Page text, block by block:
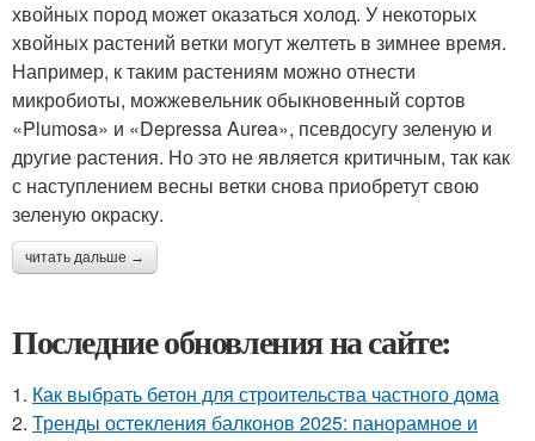
хвойных пород может оказаться холод. У некоторых
хвойных растений ветки могут желтеть в зимнее время.
Например, к таким растениям можно отнести
микробиоты, можжевельник обыкновенный сортов
«Plumosa» и «Depressa Aurea», псевдосугу зеленую и
другие растения. Но это не является критичным, так как
с наступлением весны ветки снова приобретут свою
зеленую окраску.
читать дальше →
Последние обновления на сайте:
1. Как выбрать бетон для строительства частного дома
2. Тренды остекления балконов 2025: панорамное и